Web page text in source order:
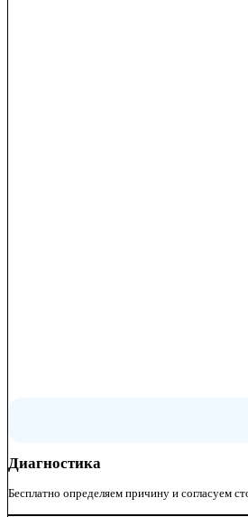
Диагностика
Бесплатно определяем причину и согласуем